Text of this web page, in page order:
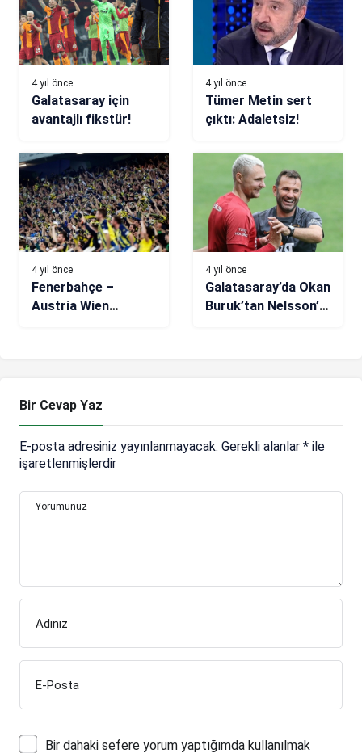
4 yıl önce
Galatasaray için
avantajlı fikstür!
4 yıl önce
Tümer Metin sert
çıktı: Adaletsiz!
4 yıl önce
Fenerbahçe –
Austria Wien
4 yıl önce
Galatasaray’da Okan
Buruk’tan Nelsson’a
Bir Cevap Yaz
E-posta adresiniz yayınlanmayacak. Gerekli alanlar * ile
işaretlenmişlerdir
Yorumunuz
Adınız
E-Posta
Bir dahaki sefere yorum yaptığımda kullanılmak